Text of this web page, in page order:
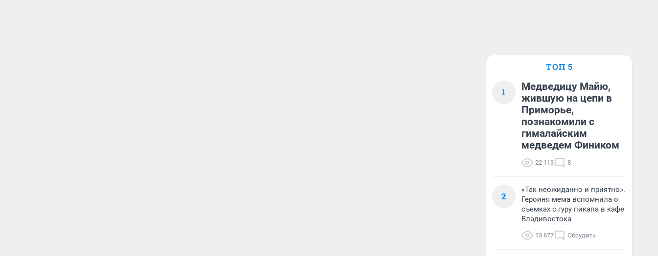
ТОП 5
1
Медведицу Майю,
жившую на цепи в
Приморье,
познакомили с
гималайским
медведем Фиником
22 113 8
2
«Так неожиданно и приятно».
Героиня мема вспомнила о
съемках с гуру пикапа в кафе
Владивостока
13 877 Обсудить